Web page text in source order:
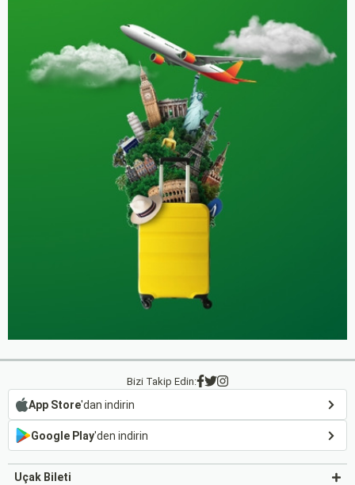
Bizi Takip Edin:
App Store'dan indirin
Google Play'den indirin
Uçak Bileti